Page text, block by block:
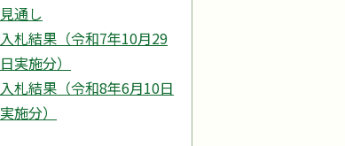
見通し
入札結果（令和7年10月29
日実施分）
入札結果（令和8年6月10日
実施分）